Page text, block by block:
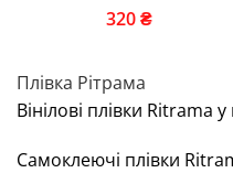
320₴
Плівка Рітрама
Вінілові плівки Ritrama
Самоклеючі плівки